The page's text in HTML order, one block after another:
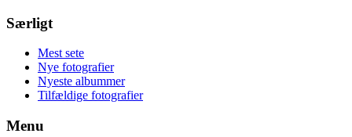
Særligt
Mest sete
Nye fotografier
Nyeste albummer
Tilfældige fotografier
Menu